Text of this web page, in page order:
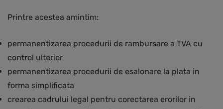
Printre acestea amintim:
permanentizarea procedurii de rambursare a TVA cu
control ulterior
permanentizarea procedurii de esalonare la plata in
forma simplificata
crearea cadrului legal pentru corectarea erorilor in